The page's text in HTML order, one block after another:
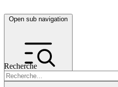
Open sub navigation
Recherche